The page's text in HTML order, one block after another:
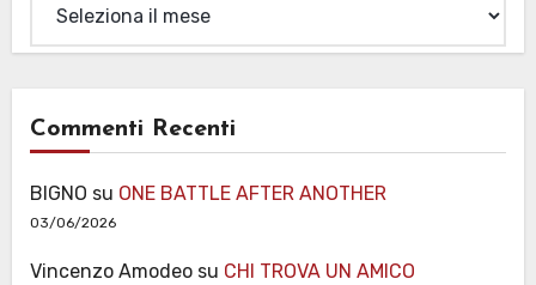
Commenti Recenti
BIGNO su ONE BATTLE AFTER ANOTHER
03/06/2026
Vincenzo Amodeosu CHI TROVA UN AMICO